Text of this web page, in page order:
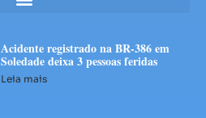
Acidente registrado na BR-386 em
Soledade deixa 3 pessoas feridas
Leia mais